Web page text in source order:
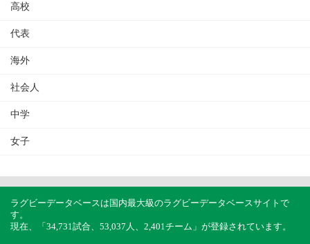
高校
代表
海外
社会人
中学
女子
ラグビーデータベースは国内最大級のラグビーデータベースサイトで
す。
現在、「34,731試合、53,037人、2,401チーム」が登録されています。